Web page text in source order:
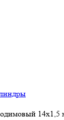
14х1,5